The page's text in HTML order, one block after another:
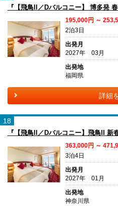
『【飛鳥II／Dバルコニー】 博多発
195,000円 ～
2泊3日
出発月
2027年 03月
出発地
福岡県
詳細
18
『【飛鳥II／Dバルコニー】飛鳥II
363,000円 ～
3泊4日
出発月
2027年 01月
出発地
神奈川県